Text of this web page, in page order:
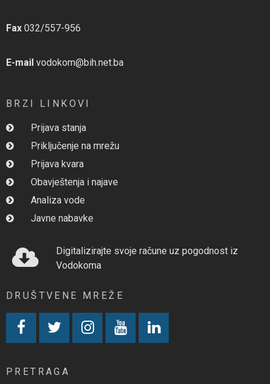
Fax 032/557-956
E-mail vodokom@bih.net.ba
BRZI LINKOVI
Prijava stanja
Priključenje na mrežu
Prijava kvara
Obavještenja i najave
Analiza vode
Javne nabavke
Digitalizirajte svoje račune uz pogodnost iz
Vodokoma
DRUŠTVENE MREŽE
PRETRAGA